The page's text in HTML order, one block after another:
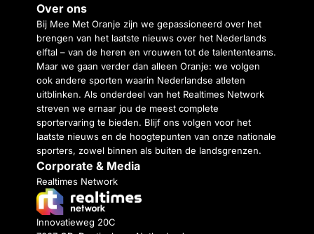
Over ons
Bij Mee Met Oranje zijn we gepassioneerd over het
brengen van het laatste nieuws over het Nederlands
elftal – van de heren en vrouwen tot de talententeams.
Maar we gaan verder dan alleen Oranje: we volgen
ook andere sporten waarin Nederlandse atleten
uitblinken. Als onderdeel van het Realtimes Network
streven we ernaar jou de meest complete
sportervaring te bieden. Blijf ons volgen voor het
laatste nieuws en de hoogtepunten van onze nationale
sporters, zowel binnen als buiten de landsgrenzen.
Corporate & Media
Realtimes Network
Innovatieweg 20C